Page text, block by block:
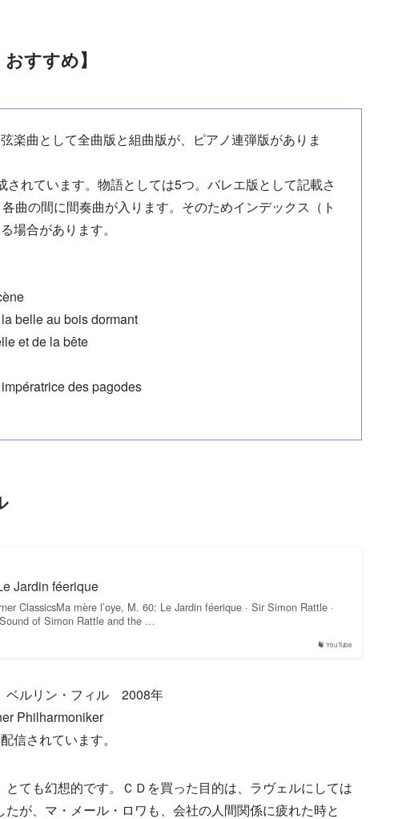
すすめ】
楽曲として全曲版と組曲版が、ピアノ連弾版がありま
れています。物語としては5つ。バレエ版として記載さ
曲の間に間奏曲が入ります。そのためインデックス（ト
場合があります。
belle au bois dormant
et de la bête
des pagodes
YouTube
Jardin féerique
ClassicsMa mère l’oye, M. 60: Le Jardin féerique · Sir Simon Rattle ·
of Simon Rattle and the …
ルリン・フィル 2008年
Philharmoniker
されています。
ても幻想的です。ＣＤを買った目的は、ラヴェルにしては
が、マ・メール・ロワも、会社の人間関係に疲れた時と